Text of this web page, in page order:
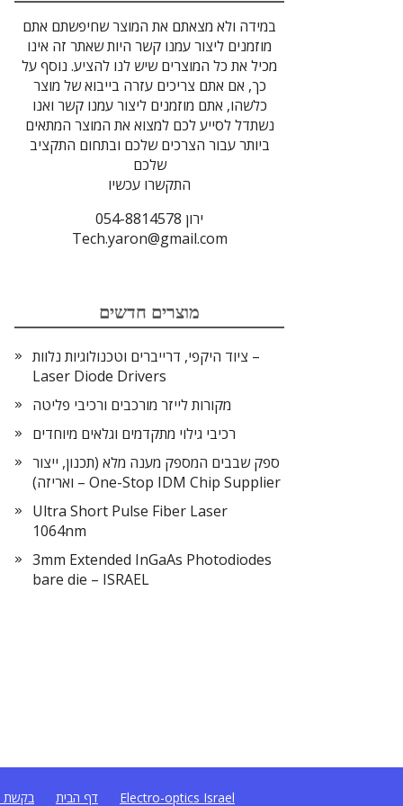
במידה ולא מצאתם את המוצר שחיפשתם אתם
מוזמנים ליצור עמנו קשר היות שאתר זה אינו
מכיל את כל המוצרים שיש לנו להציע. נוסף על
כך, אם אתם צריכים עזרה בייבוא של מוצר
כלשהו, אתם מוזמנים ליצור עמנו קשר ואנו
נשתדל לסייע לכם למצוא את המוצר המתאים
ביותר עבור הצרכים שלכם ובתחום התקציב
שלכם
התקשרו עכשיו
ירון 054-8814578
Tech.yaron@gmail.com
מוצרים חדשים
ציוד היקפי, דרייברים וטכנולוגיות נלוות –
Laser Diode Drivers
מקורות לייזר מורכבים ורכיבי פליטה
רכיבי גילוי מתקדמים וגלאים מיוחדים
ספק שבבים המספק מענה מלא (תכנון, ייצור
ואריזה) – One-Stop IDM Chip Supplier
Ultra Short Pulse Fiber Laser
1064nm
3mm Extended InGaAs Photodiodes
bare die – ISRAEL
בקשת דף הבית Electro-optics Israel